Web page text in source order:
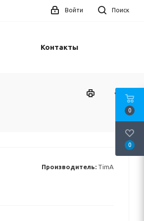
Поиск
Войти
Контакты
Производитель: TimA
0
0